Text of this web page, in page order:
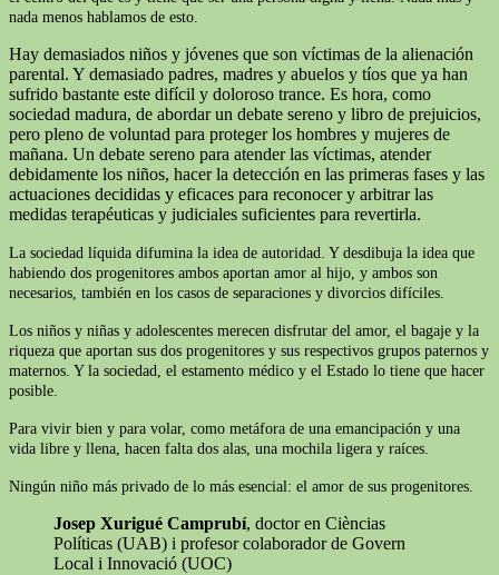
nada menos hablamos de esto.
Hay demasiados niños y jóvenes que son víctimas de la alienación
parental. Y demasiado padres, madres y abuelos y tíos que ya han
sufrido bastante este difícil y doloroso trance. Es hora, como
sociedad madura, de abordar un debate sereno y libro de prejuicios,
pero pleno de voluntad para proteger los hombres y mujeres de
mañana. Un debate sereno para atender las víctimas, atender
debidamente los niños, hacer la detección en las primeras fases y las
actuaciones decididas y eficaces para reconocer y arbitrar las
medidas terapéuticas y judiciales suficientes para revertirla.
La sociedad líquida difumina la idea de autoridad. Y desdibuja la idea que
habiendo dos progenitores ambos aportan amor al hijo, y ambos son
necesarios, también en los casos de separaciones y divorcios difíciles.
Los niños y niñas y adolescentes merecen disfrutar del amor, el bagaje y la
riqueza que aportan sus dos progenitores y sus respectivos grupos paternos y
maternos. Y la sociedad, el estamento médico y el Estado lo tiene que hacer
posible.
Para vivir bien y para volar, como metáfora de una emancipación y una
vida libre y llena, hacen falta dos alas, una mochila ligera y raíces.
Ningún niño más privado de lo más esencial: el amor de sus progenitores.
Josep Xurigué Camprubí, doctor en Cièncias
Políticas (UAB) i profesor colaborador de Govern
Local i Innovació (UOC)